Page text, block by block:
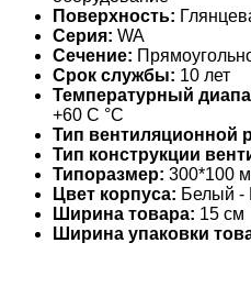
Поверхность:
Серия: WA
Сечение:
Срок службы: 10 лет
Температурный
+60 С °С
Тип вентиляционной
Тип конструкции
Типоразмер: 300*100
Цвет корпуса: Белый -
Ширина товара: 15 см
Ширина упаковки